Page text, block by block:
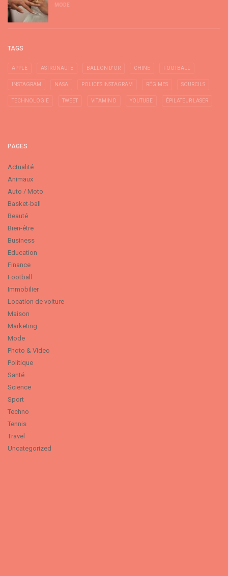
MODE
TAGS
APPLE ASTRONAUTE BALLON D'OR CHINE FOOTBALL
INSTAGRAM NASA POLICES INSTAGRAM RÉGIMES SOURCILS
TECHNOLOGIE TWEET VITAMIN D YOUTUBE ÉPILATEUR LASER
PAGES
Actualité
Animaux
Auto / Moto
Basket-ball
Beauté
Bien-être
Business
Education
Finance
Football
Immobilier
Location de voiture
Maison
Marketing
Mode
Photo & Video
Politique
Santé
Science
Sport
Techno
Tennis
Travel
Uncategorized